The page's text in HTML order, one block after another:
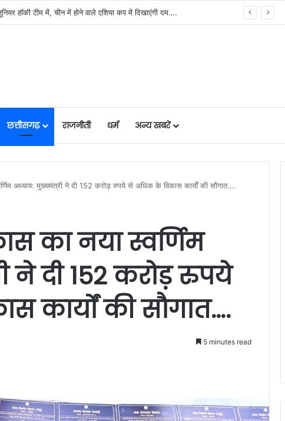
हॉकी टीम में, चीन में होने वाले एशिया कप में दिखाएंगी दम….
छत्तीसगढ़ राजनीती धर्म अन्य खबरें
अध्याय: मुख्यमंत्री ने दी 152 करोड़ रुपये से अधिक के विकास कार्यों की सौगात….
का नया स्वर्णिम
ने दी 152 करोड़ रुपये
कार्यों की सौगात….
5 minutes read